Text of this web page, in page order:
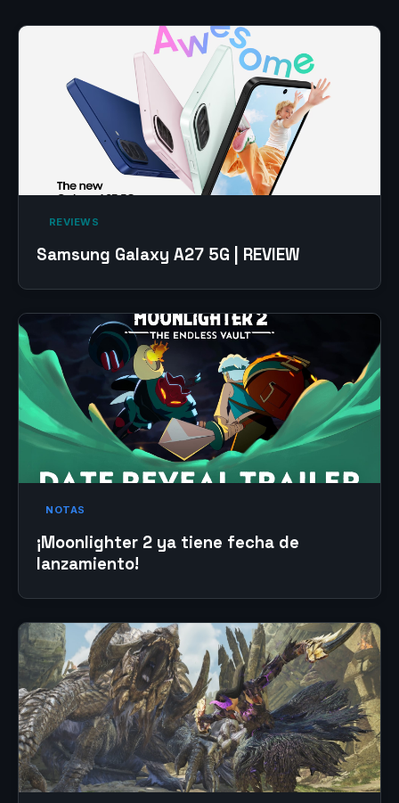
‎ REVIEWS‎
Samsung Galaxy A27 5G | REVIEW
NOTAS
¡Moonlighter 2 ya tiene fecha de
lanzamiento!